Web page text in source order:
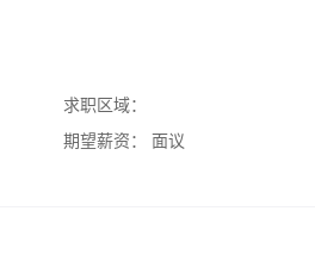
求职区域：
期望薪资：
面议